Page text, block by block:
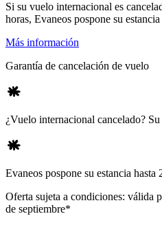
Si su vuelo internacional es
horas, Evaneos pospone su estancia
Más información
Garantía de cancelación de vuelo
¿Vuelo internacional cancelado?
Evaneos pospone su estancia hasta
Oferta sujeta a condiciones: válida
de septiembre*